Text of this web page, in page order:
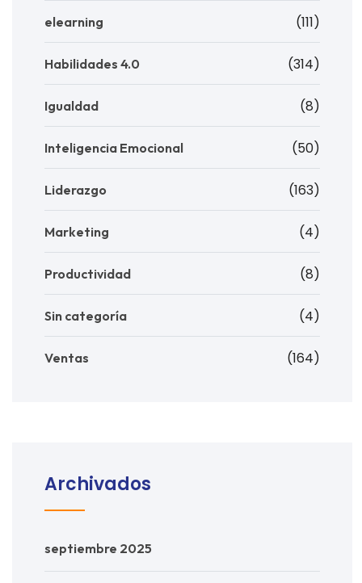
elearning (111)
Habilidades 4.0 (314)
Igualdad (8)
Inteligencia Emocional (50)
Liderazgo (163)
Marketing (4)
Productividad (8)
Sin categoría (4)
Ventas (164)
Archivados
septiembre 2025